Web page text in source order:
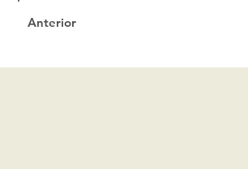
Anterior